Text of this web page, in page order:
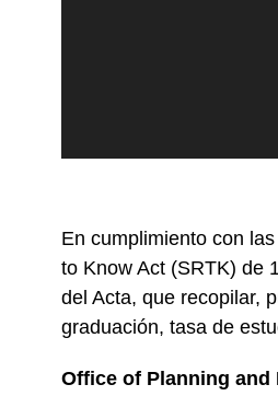
En cumplimiento con
to Know Act (SRTK) de
del Acta, que recopilar,
graduación, tasa de
Office of Planning